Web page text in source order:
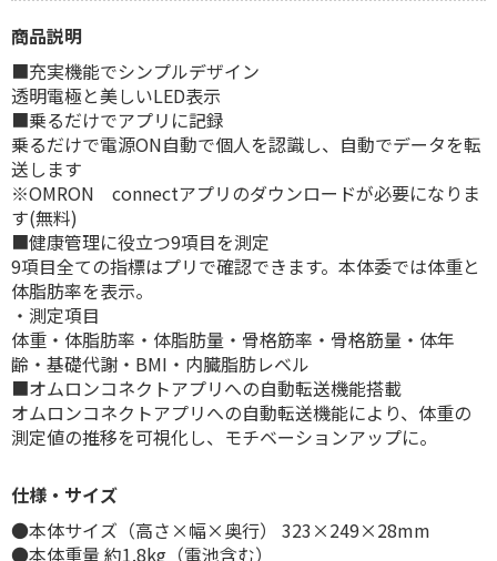
商品説明
■充実機能でシンプルデザイン
透明電極と美しいLED表示
■乗るだけでアプリに記録
乗るだけで電源ON自動で個人を認識し、自動でデータを転
送します
※OMRON connectアプリのダウンロードが必要になりま
す(無料)
■健康管理に役立つ9項目を測定
9項目全ての指標はプリで確認できます。本体委では体重と
体脂肪率を表示。
・測定項目
体重・体脂肪率・体脂肪量・骨格筋率・骨格筋量・体年
齢・基礎代謝・BMI・内臓脂肪レベル
■オムロンコネクトアプリへの自動転送機能搭載
オムロンコネクトアプリへの自動転送機能により、体重の
測定値の推移を可視化し、モチベーションアップに。
仕様・サイズ
●本体サイズ（高さ×幅×奥行） 323×249×28mm
●本体重量 約1.8kg（電池含む）